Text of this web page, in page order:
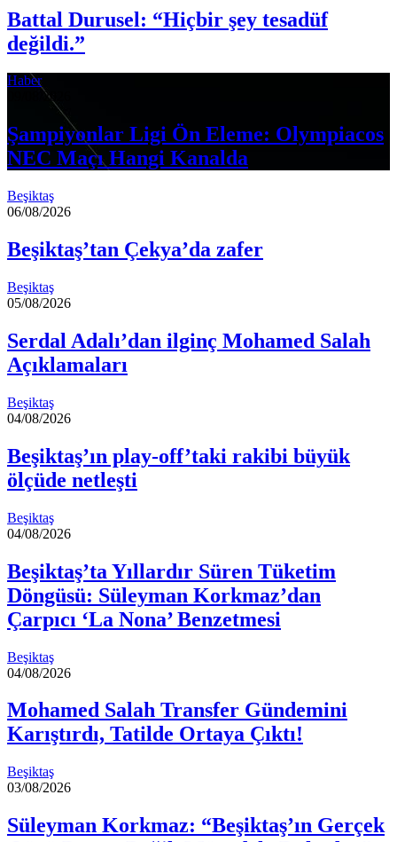
Battal Durusel: “Hiçbir şey tesadüf
değildi.”
Haber
09/08/2026
Şampiyonlar Ligi Ön Eleme: Olympiacos
NEC Maçı Hangi Kanalda
Beşiktaş
06/08/2026
Beşiktaş’tan Çekya’da zafer
Beşiktaş
05/08/2026
Serdal Adalı’dan ilginç Mohamed Salah
Açıklamaları
Beşiktaş
04/08/2026
Beşiktaş’ın play-off’taki rakibi büyük
ölçüde netleşti
Beşiktaş
04/08/2026
Beşiktaş’ta Yıllardır Süren Tüketim
Döngüsü: Süleyman Korkmaz’dan
Çarpıcı ‘La Nona’ Benzetmesi
Beşiktaş
04/08/2026
Mohamed Salah Transfer Gündemini
Karıştırdı, Tatilde Ortaya Çıktı!
Beşiktaş
03/08/2026
Süleyman Korkmaz: “Beşiktaş’ın Gerçek